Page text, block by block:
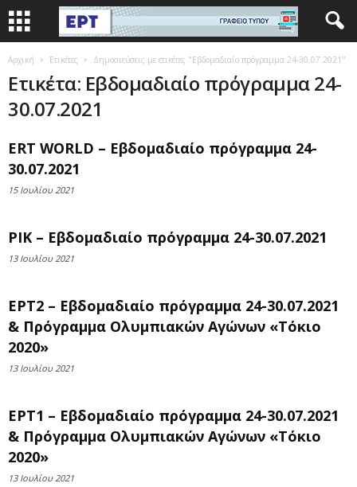
Αρχική Ετικέτες Δημοσιεύσεις με ετικέτες "Εβδομαδιαίο πρόγραμμα 24-30.07.2021"
Ετικέτα: Εβδομαδιαίο πρόγραμμα 24-
30.07.2021
ERT WORLD – Εβδομαδιαίο πρόγραμμα 24-
30.07.2021
15 Ιουλίου 2021
ΡΙΚ – Εβδομαδιαίο πρόγραμμα 24-30.07.2021
13 Ιουλίου 2021
ΕΡΤ2 – Εβδομαδιαίο πρόγραμμα 24-30.07.2021
& Πρόγραμμα Ολυμπιακών Αγώνων «Τόκιο
2020»
13 Ιουλίου 2021
ΕΡΤ1 – Εβδομαδιαίο πρόγραμμα 24-30.07.2021
& Πρόγραμμα Ολυμπιακών Αγώνων «Τόκιο
2020»
13 Ιουλίου 2021